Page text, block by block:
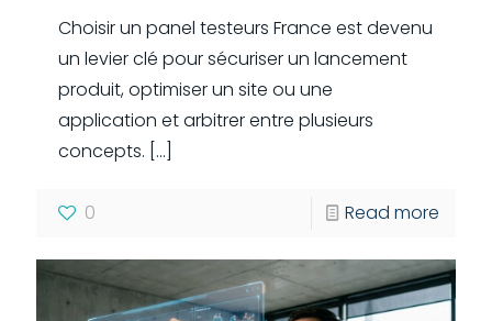
Choisir un panel testeurs France est devenu
un levier clé pour sécuriser un lancement
produit, optimiser un site ou une
application et arbitrer entre plusieurs
concepts. […]
0 Read more